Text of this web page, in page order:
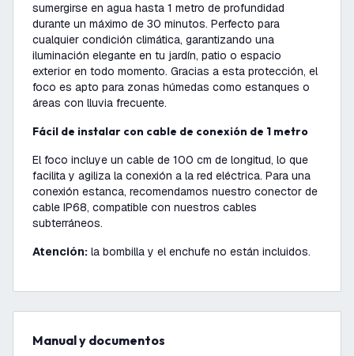
sumergirse en agua hasta 1 metro de profundidad
durante un máximo de 30 minutos. Perfecto para
cualquier condición climática, garantizando una
iluminación elegante en tu jardín, patio o espacio
exterior en todo momento. Gracias a esta protección, el
foco es apto para zonas húmedas como estanques o
áreas con lluvia frecuente.
Fácil de instalar con cable de conexión de 1 metro
El foco incluye un cable de 100 cm de longitud, lo que
facilita y agiliza la conexión a la red eléctrica. Para una
conexión estanca, recomendamos nuestro conector de
cable IP68, compatible con nuestros cables
subterráneos.
Atención: la bombilla y el enchufe no están incluidos.
Manual y documentos